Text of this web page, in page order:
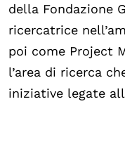
della Fondazione
ricercatrice
poi come Project
l’area di ricerca
iniziative legate